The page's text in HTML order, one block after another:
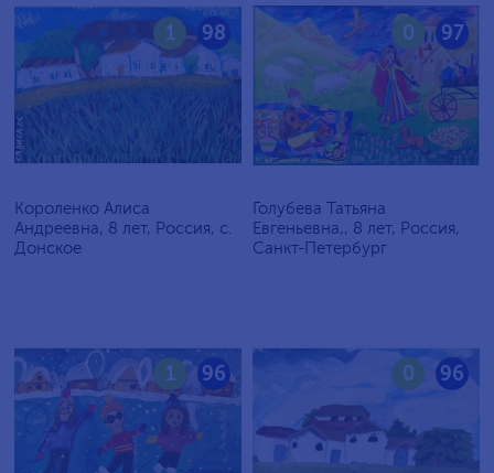
98
1
Короленко Алиса
Андреевна, 8 лет, Россия, c.
Донское
97
0
Голубева Татьяна
Евгеньевна,, 8 лет, Россия,
Санкт-Петербург
96
1 96
0